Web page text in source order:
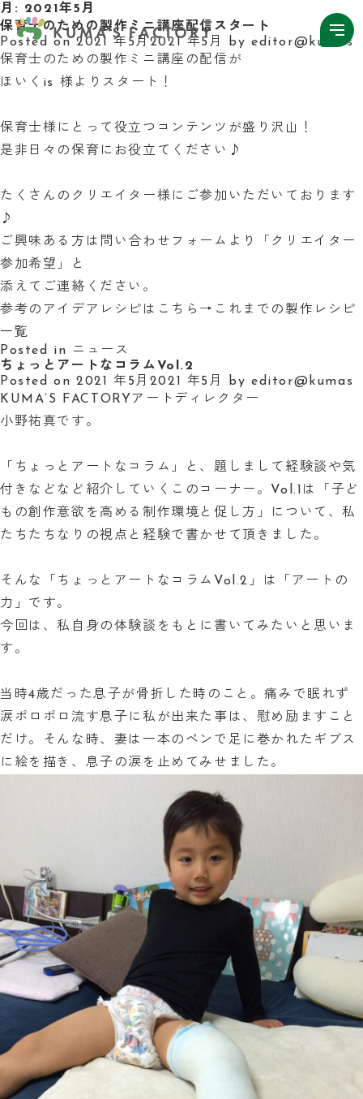
月: 2021年5月
保育士のための製作ミニ講座配信スタート
Posted on 2021 年5月2021 年5月 byeditor@kumas
保育士のための製作ミニ講座の配信が
ほいくis
様よりスタート！
保育士様にとって役立つコンテンツが盛り沢山！
是非日々の保育にお役立てください♪
たくさんのクリエイター様にご参加いただいております
♪
ご興味ある方は問い合わせフォームより「クリエイター
参加希望」と
添えてご連絡ください。
参考のアイデアレシピはこちら→ これまでの製作レシピ
一覧
Posted in
ニュース
ちょっとアートなコラムVol.2
Posted on 2021 年5月 2021 年5月 byeditor@kumas
KUMA’S FACTORYアートディレクター
小野祐真です。
「ちょっとアートなコラム」と、題しまして経験談や気
付きなどなど紹介していくこのコーナー。Vol.1は
「子ど
もの創作意欲を高める制作環境と促し方」
について、私
たちたちなりの視点と経験で書かせて頂きました。
そんな「ちょっとアートなコラムVol.2」は「アートの
力」です。
今回は、私自身の体験談をもとに書いてみたいと思いま
す。
当時4歳だった息子が骨折した時のこと。痛みで眠れず
涙ポロポロ流す息子に私が出来た事は、慰め励ますこと
だけ。そんな時、妻は一本のペンで足に巻かれたギブス
に絵を描き、息子の涙を止めてみせました。